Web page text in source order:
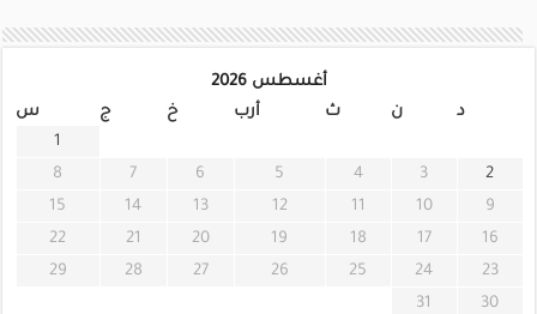
أغسطس 2026
د
ن ث أرب خ ج
س
1
2
3
4
5
6
7
8
9
10
11
12
13
14
15
16
17
18
19
20
21
22
23
24
25
26
27
28
29
30
31